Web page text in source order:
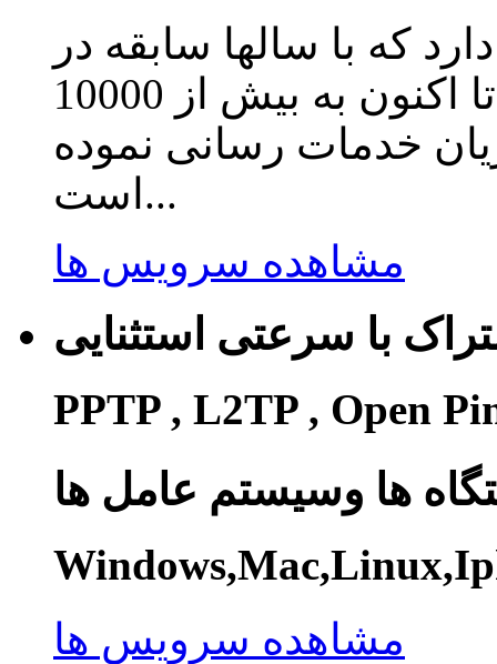
که با سالها سابقه در
زمینه ارائه سرویس کاهش پینگ تا اکنون به بیش از 10000
خدمات رسانی نموده
است...
مشاهده سرویس ها
با سرعتی استثنایی
PPTP , L2TP , Open
ها وسیستم عامل ها
مشاهده سرویس ها